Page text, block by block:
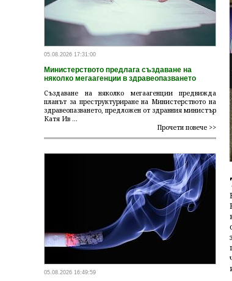
05.08.2026 17:31:00
Министерството предлага създаване на
няколко мегаагенции в здравеопазването
Създаване на няколко мегаагенции предвижда
планът за преструктуриране на Министерството на
здравеопазването, предложен от здравния министър
Катя Ив ...
Прочети повече >>
05.08.2026 16:49:59
болест бе спасен в УМБАЛ
от бактерията Legionella, бе спасен в УМБАЛ
След близо две седмици интензивно лечение в
мъж вече е извън опасност и ще продължи
белодробна болница. Пациентът пристига в
съм настинал, пих парацетамол, но не ми помогна“,
помощ и другаде, но без резултат. На 17 юли идва